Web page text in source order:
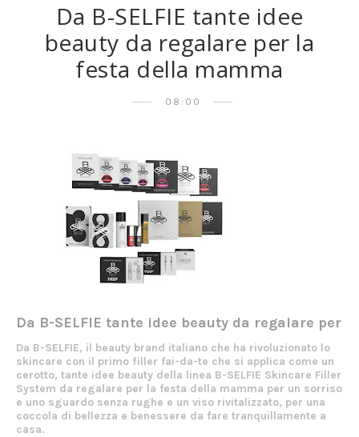
Da B-SELFIE tante idee
beauty da regalare per la
festa della mamma
08:00
Da B-SELFIE tante idee beauty da regalare per
Da B-SELFIE, il beauty brand italiano che ha rivoluzionato lo
skincare con il primo filler fai-da-te che si applica come un
cerotto, tante idee beauty della linea B-SELFIE Skincare Filler
System da regalare per la festa della mamma per un sorriso
e uno sguardo senza rughe e un viso rivitalizzato, per una
coccola di bellezza e benessere da fare tranquillamente a
casa.